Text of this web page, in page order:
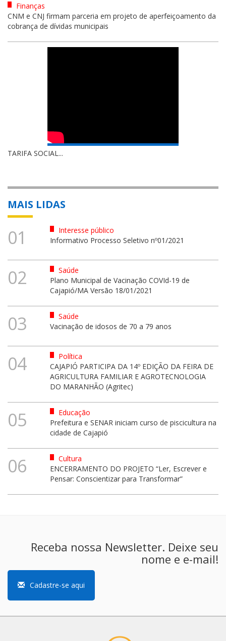
Finanças
CNM e CNJ firmam parceria em projeto de aperfeiçoamento da
cobrança de dívidas municipais
TARIFA SOCIAL...
MAIS LIDAS
01
Interesse público
Informativo Processo Seletivo nº01/2021
02
Saúde
Plano Municipal de Vacinação COVId-19 de
Cajapió/MA Versão 18/01/2021
03
Saúde
Vacinação de idosos de 70 a 79 anos
04
Política
CAJAPIÓ PARTICIPA DA 14º EDIÇÃO DA FEIRA DE
AGRICULTURA FAMILIAR E AGROTECNOLOGIA
DO MARANHÃO (Agritec)
05
Educação
Prefeitura e SENAR iniciam curso de piscicultura na
cidade de Cajapió
06
Cultura
ENCERRAMENTO DO PROJETO “Ler, Escrever e
Pensar: Conscientizar para Transformar”
Receba nossa Newsletter. Deixe seu
nome e e-mail!
Cadastre-se aqui